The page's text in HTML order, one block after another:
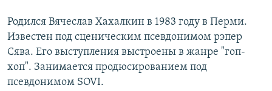
Родился Вячеслав Хахалкин в 1983 году в Перми.
Известен под сценическим псевдонимом рэпер
Сява. Его выступления выстроены в жанре "гоп-
хоп". Занимается продюсированием под
псевдонимом SOVI.